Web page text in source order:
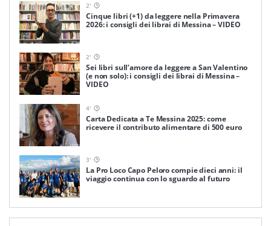
2'
Cinque libri (+1) da leggere nella Primavera
2026: i consigli dei librai di Messina – VIDEO
2'
Sei libri sull’amore da leggere a San Valentino
(e non solo): i consigli dei librai di Messina –
VIDEO
4'
Carta Dedicata a Te Messina 2025: come
ricevere il contributo alimentare di 500 euro
3'
La Pro Loco Capo Peloro compie dieci anni: il
viaggio continua con lo sguardo al futuro